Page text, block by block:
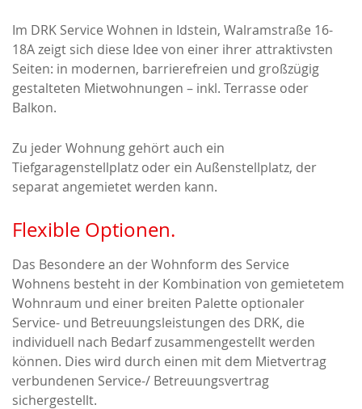
Im DRK Service Wohnen in Idstein, Walramstraße 16-
18A zeigt sich diese Idee von einer ihrer attraktivsten
Seiten: in modernen, barrierefreien und großzügig
gestalteten Mietwohnungen – inkl. Terrasse oder
Balkon.
Zu jeder Wohnung gehört auch ein
Tiefgaragenstellplatz oder ein Außenstellplatz, der
separat angemietet werden kann.
Flexible Optionen.
Das Besondere an der Wohnform des Service
Wohnens besteht in der Kombination von gemietetem
Wohnraum und einer breiten Palette optionaler
Service- und Betreuungsleistungen des DRK, die
individuell nach Bedarf zusammengestellt werden
können. Dies wird durch einen mit dem Mietvertrag
verbundenen Service-/ Betreuungsvertrag
sichergestellt.